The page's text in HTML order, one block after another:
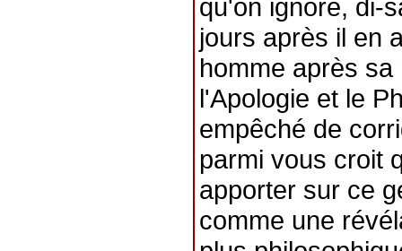
qu'on ignore, di-
jours après il en
homme après
l'Apologie et le
empêché de
parmi vous croit
apporter sur ce
comme une